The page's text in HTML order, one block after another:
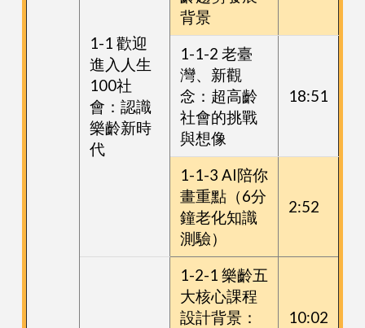
1-1 歡迎
進入人生
100社
會：認識
樂齡新時
代
背景
1-1-2 老臺
灣、新觀
念：超高齡
社會的挑戰
與想像
18:51
1-1-3 AI陪你
畫重點（6分
鐘老化知識
測驗）
2:52
1-2-1 樂齡五
大核心課程
設計背景：
10:02